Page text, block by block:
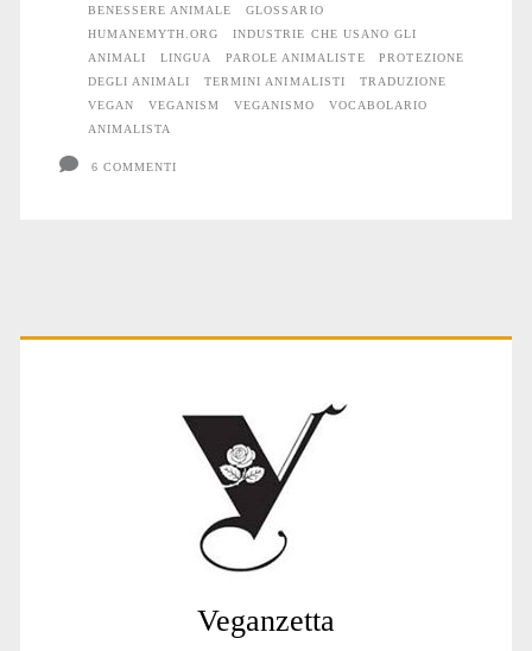
BENESSERE ANIMALE
GLOSSARIO
HUMANEMYTH.ORG
INDUSTRIE CHE USANO GLI
ANIMALI
LINGUA PAROLE ANIMALISTE
PROTEZIONE
DEGLI ANIMALI
TERMINI ANIMALISTI
TRADUZIONE
VEGAN
VEGANISM VEGANISMO
VOCABOLARIO
ANIMALISTA
6 COMMENTI
Primary
Veganzetta